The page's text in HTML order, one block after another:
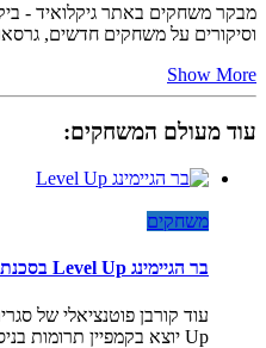
מבקר משחקים באתר גיקלואיד -
וסיקורים על משחקים חדשים,
Show More
עוד מעולם המשחקים:
משחקים
בר הגיימינג Level Up בסכנת סגירה, כך תוכלו לעזור
Up יוצא בקמפיין תרומות בניסיון אחרון להצילו מפני סגירה